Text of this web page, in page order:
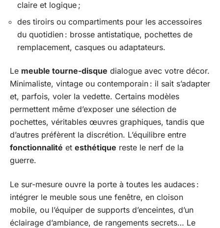
claire et logique ;
des tiroirs ou compartiments pour les accessoires
du quotidien : brosse antistatique, pochettes de
remplacement, casques ou adaptateurs.
Le meuble tourne-disque dialogue avec votre décor.
Minimaliste, vintage ou contemporain : il sait s’adapter
et, parfois, voler la vedette. Certains modèles
permettent même d’exposer une sélection de
pochettes, véritables œuvres graphiques, tandis que
d’autres préfèrent la discrétion. L’équilibre entre
fonctionnalité et esthétique reste le nerf de la
guerre.
Le sur-mesure ouvre la porte à toutes les audaces :
intégrer le meuble sous une fenêtre, en cloison
mobile, ou l’équiper de supports d’enceintes, d’un
éclairage d’ambiance, de rangements secrets… Le